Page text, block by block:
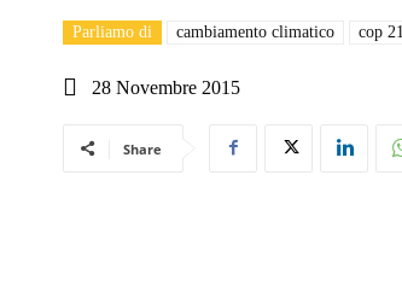
Parliamo di cambiamento climatico cop 21
28 Novembre 2015
Share